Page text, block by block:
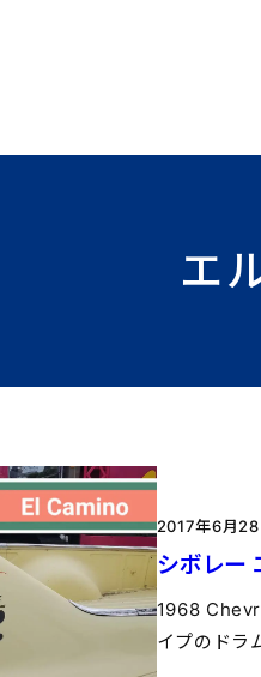
エ
2017年6月28
シボレー
1968
イプのドラ